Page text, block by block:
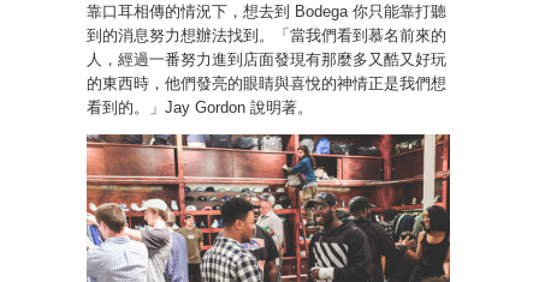
靠口耳相傳的情況下，想去到 Bodega 你只能靠打聽
到的消息努力想辦法找到。「當我們看到慕名前來的
人，經過一番努力進到店面發現有那麼多又酷又好玩
的東西時，他們發亮的眼睛與喜悅的神情正是我們想
看到的。」Jay Gordon 說明著。